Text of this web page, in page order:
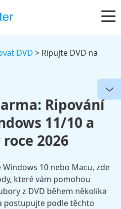
DVD > Ripujte DVD na
Ripování
11/10 a
2026
10 nebo Macu, zde
které vám pomohou
z DVD během několika
postupujte podle těchto